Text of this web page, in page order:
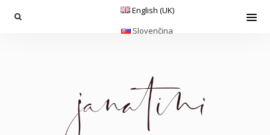
English (UK)
Slovenčina